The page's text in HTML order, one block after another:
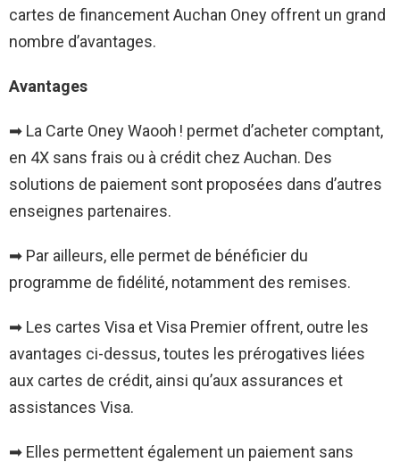
cartes de financementAuchan Oney offrent un grand
nombre d’avantages.
Avantages
➡ La Carte Oney Waooh ! permet d’acheter comptant,
en 4X sans frais ou à crédit chez Auchan. Des
solutions de paiement sont proposées dans d’autres
enseignes partenaires.
➡ Par ailleurs, elle permet de bénéficier du
programme de fidélité, notamment des remises.
➡ Les cartes Visa et Visa Premier offrent, outre les
avantages ci-dessus, toutes les prérogatives liées
aux cartes de crédit, ainsi qu’aux assurances et
assistances Visa.
➡ Elles permettent également un paiement sans